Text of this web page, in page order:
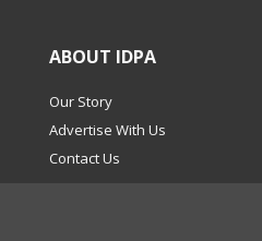
ABOUT IDPA
Our Story
Advertise With Us
Contact Us